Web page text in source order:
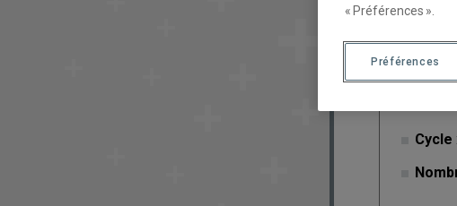
Cycle
« Préférences ».
Préférences